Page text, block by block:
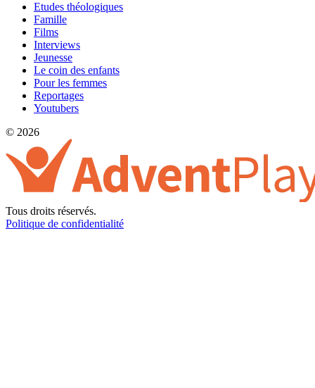
Etudes théologiques
Famille
Films
Interviews
Jeunesse
Le coin des enfants
Pour les femmes
Reportages
Youtubers
© 2026
Tous droits réservés.
Politique de confidentialité